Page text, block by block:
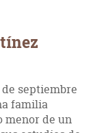
septiembre
familia
menor de un